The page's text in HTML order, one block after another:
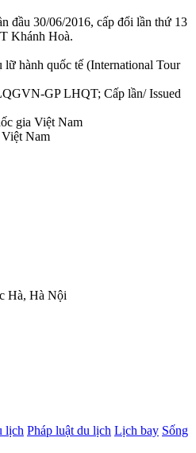
đầu 30/06/2016, cấp đổi lần thứ 13
Khánh Hoà.
hành quốc tế (International Tour
GP LHQT; Cấp lần/ Issued
gia Việt Nam
Nam
Hà, Hà Nội
lịch Pháp luật du lịch Lịch bay Sống